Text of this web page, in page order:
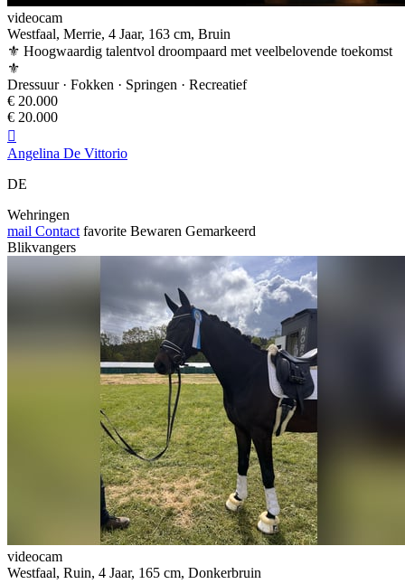
videocam
Westfaal, Merrie, 4 Jaar, 163 cm, Bruin
⚜️ Hoogwaardig talentvol droompaard met veelbelovende toekomst
⚜️
Dressuur · Fokken · Springen · Recreatief
€ 20.000
€ 20.000

Angelina De Vittorio
DE
Wehringen
mail Contact favorite Bewaren Gemarkeerd
Blikvangers
videocam
Westfaal, Ruin, 4 Jaar, 165 cm, Donkerbruin